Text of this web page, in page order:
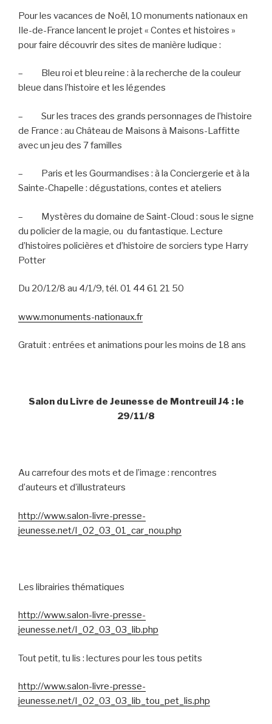
Pour les vacances de Noël, 10 monuments nationaux en
Ile-de-France lancent le projet « Contes et histoires »
pour faire découvrir des sites de manière ludique :
–
Bleu roi et bleu reine : à la recherche de la couleur
bleue dans l’histoire et les légendes
–
Sur les traces des grands personnages de l’histoire
de France : au Château de Maisons à Maisons-Laffitte
avec un jeu des 7 familles
–
Paris et les Gourmandises : à la Conciergerie et à la
Sainte-Chapelle : dégustations, contes et ateliers
–
Mystères du domaine de Saint-Cloud : sous le signe
du policier de la magie, ou du fantastique. Lecture
d’histoires policières et d’histoire de sorciers type Harry
Potter
Du 20/12/8 au 4/1/9, tél. 01 44 61 21 50
www.monuments-nationaux.fr
Gratuit : entrées et animations pour les moins de 18 ans
Salon du Livre de Jeunesse de Montreuil J4 : le
29/11/8
Au carrefour des mots et de l’image : rencontres
d’auteurs et d’illustrateurs
http://www.salon-livre-presse-
jeunesse.net/I_02_03_01_car_nou.php
Les librairies thématiques
http://www.salon-livre-presse-
jeunesse.net/I_02_03_03_lib.php
Tout petit, tu lis : lectures pour les tous petits
http://www.salon-livre-presse-
jeunesse.net/I_02_03_03_lib_tou_pet_lis.php